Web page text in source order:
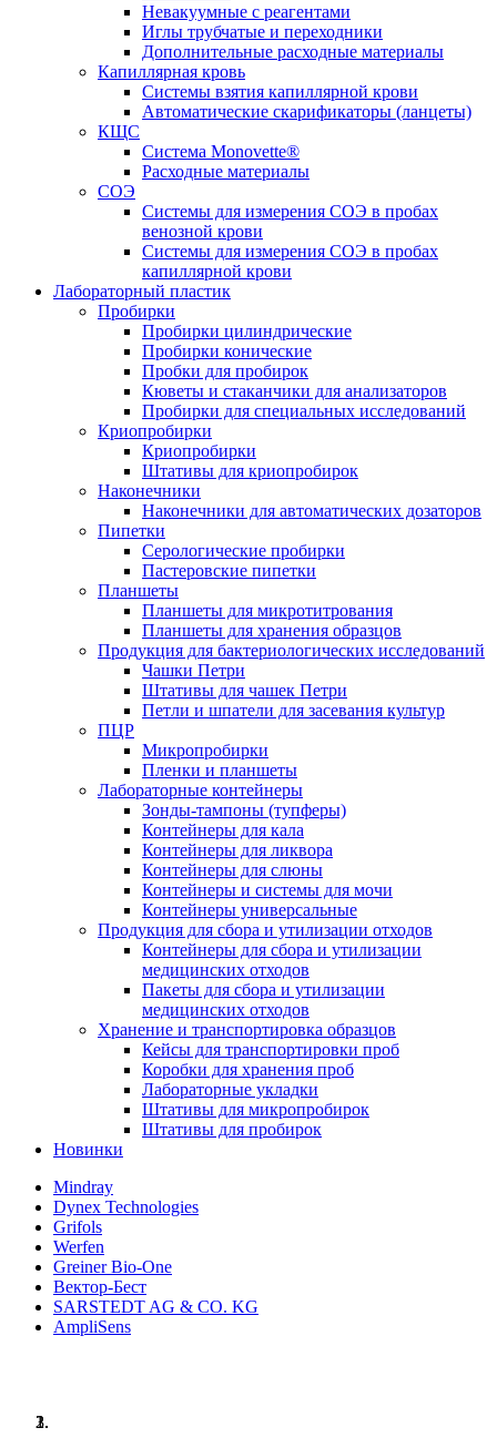
Невакуумные с реагентами
Иглы трубчатые и переходники
Дополнительные расходные материалы
Капиллярная кровь
Системы взятия капиллярной крови
Автоматические скарификаторы (ланцеты)
КЩС
Система Monovette®
Расходные материалы
СОЭ
Системы для измерения СОЭ в пробах
венозной крови
Системы для измерения СОЭ в пробах
капиллярной крови
Лабораторный пластик
Пробирки
Пробирки цилиндрические
Пробирки конические
Пробки для пробирок
Кюветы и стаканчики для анализаторов
Пробирки для специальных исследований
Криопробирки
Криопробирки
Штативы для криопробирок
Наконечники
Наконечники для автоматических дозаторов
Пипетки
Серологические пробирки
Пастеровские пипетки
Планшеты
Планшеты для микротитрования
Планшеты для хранения образцов
Продукция для бактериологических исследований
Чашки Петри
Штативы для чашек Петри
Петли и шпатели для засевания культур
ПЦР
Микропробирки
Пленки и планшеты
Лабораторные контейнеры
Зонды-тампоны (тупферы)
Контейнеры для кала
Контейнеры для ликвора
Контейнеры для слюны
Контейнеры и системы для мочи
Контейнеры универсальные
Продукция для сбора и утилизации отходов
Контейнеры для сбора и утилизации
медицинских отходов
Пакеты для сбора и утилизации
медицинских отходов
Хранение и транспортировка образцов
Кейсы для транспортировки проб
Коробки для хранения проб
Лабораторные укладки
Штативы для микропробирок
Штативы для пробирок
Новинки
Mindray
Dynex Technologies
Grifols
Werfen
Greiner Bio-One
Вектор-Бест
SARSTEDT AG & CO. KG
AmpliSens